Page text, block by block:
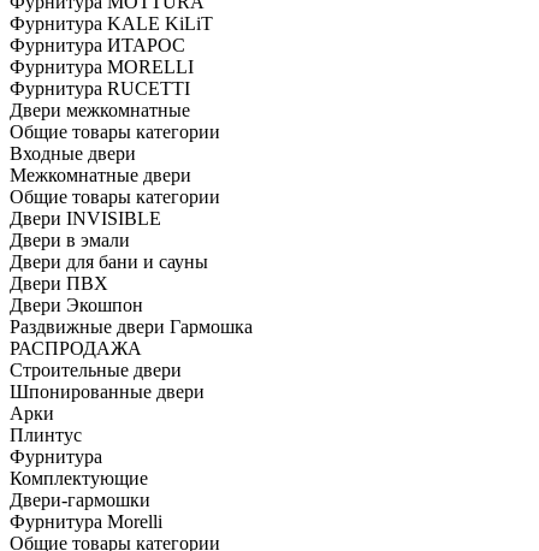
Фурнитура KALE KiLiT
Фурнитура ИТАРОС
Фурнитура MORELLI
Фурнитура RUCETTI
Двери межкомнатные
Общие товары категории
Входные двери
Межкомнатные двери
Общие товары категории
Двери INVISIBLE
Двери в эмали
Двери для бани и сауны
Двери ПВХ
Двери Экошпон
Раздвижные двери Гармошка
РАСПРОДАЖА
Строительные двери
Шпонированные двери
Арки
Плинтус
Фурнитура
Комплектующие
Двери-гармошки
Фурнитура Morelli
Общие товары категории